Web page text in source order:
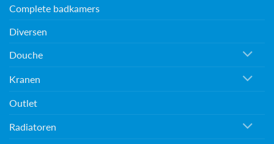
Complete badkamers
Diversen
Douche
Kranen
Outlet
Radiatoren